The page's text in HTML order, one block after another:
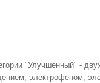
"Улучшенный" -
электрофеном,